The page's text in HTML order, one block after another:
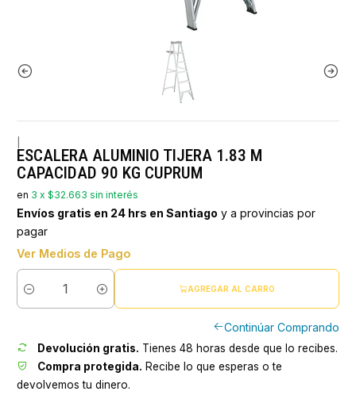
ESCALERA ALUMINIO TIJERA 1.83 M
CAPACIDAD 90 KG CUPRUM
en 3 x $32.663 sin interés
Envíos gratis en 24 hrs en Santiago y a provincias por
pagar
Ver Medios de Pago
Cantidad
AGREGAR AL CARRO
Continúar Comprando
Devolución gratis. Tienes 48 horas desde que lo recibes.
Compra protegida. Recibe lo que esperas o te
devolvemos tu dinero.